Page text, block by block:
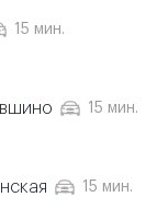
15 мин.
15 мин.
15 мин.